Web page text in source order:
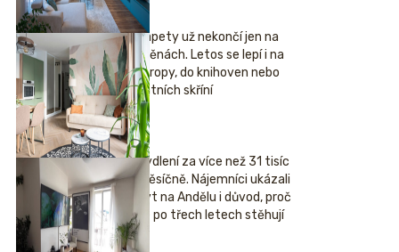
Tapety už nekončí jen na
stěnách. Letos se lepí i na
stropy, do knihoven nebo
šatních skříní
Bydlení za více než 31 tisíc
měsíčně. Nájemníci ukázali
byt na Andělu i důvod, proč
se po třech letech stěhují